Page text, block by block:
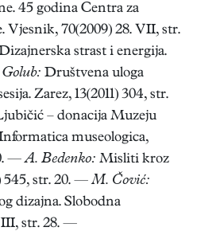
45 godina Centra za
70(2009) 28. VII, str.
strast i energija.
Društvena uloga
Zarez, 13(2011) 304, str.
– donacija Muzeju
museologica,
—A. Bedenko: Misliti kroz
545, str. 20. —M. Čović:
dizajna. Slobodna
str. 28. —